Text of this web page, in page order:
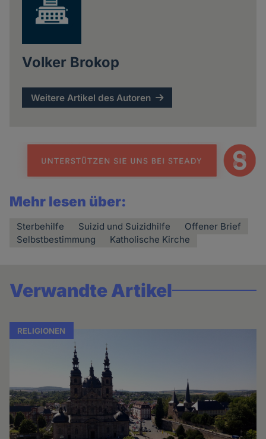
Volker Brokop
Weitere Artikel des Autoren
Mehr lesen über:
Sterbehilfe Suizid und Suizidhilfe
Offener Brief
Selbstbestimmung
Katholische Kirche
Verwandte Artikel
RELIGIONEN